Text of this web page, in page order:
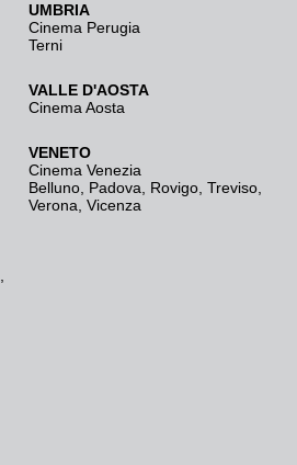
UMBRIA
Cinema Perugia
Terni
VALLE D'AOSTA
Cinema Aosta
VENETO
Cinema Venezia
Belluno Padova Rovigo Treviso
Verona Vicenza